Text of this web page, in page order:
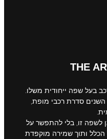
THE
בעל שפה ייחודית משלו.
סדרת רכבי מופת,
לשפה זו, בלי להתפשר על
ותוך שמירה מוקפדת